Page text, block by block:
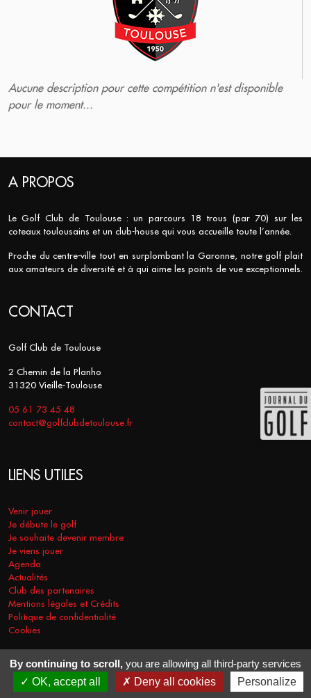
Aucune description pour cette compétition n'est disponible
pour le moment...
A PROPOS
Le Golf Club de Toulouse : un parcours 18 trous (par 70) sur les
coteaux toulousains et un club-house qui vous accueille toute l’année.
Proche du centre-ville tout en surplombant la Garonne, notre golf plait
aux amateurs de diversité et à qui aime les points de vue exceptionnels.
CONTACT
Golf Club de Toulouse
2 Chemin de la Planho
31320 Vieille-Toulouse
05 61 73 45 48
contact@golfclubdetoulouse.fr
LIENS UTILES
Venir jouer
Je débute le golf
Je souhaite devenir membre
Je viens jouer
Agenda
Actualités
Club des partenaires
Mentions légales et Crédits
Politique de confidentialité
Cookies
COPYRIGHT © 2026 - GOLF CLUB DE TOULOUSE. TOUS DROITS
RÉSERVÉS.
RÉALISATION VT-DESIGN 2021
By continuing to scroll, you are allowing all third-party services
OK, accept all
Deny all cookies Personalize